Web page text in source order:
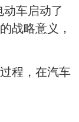
动车启动了
战略意义，
程，在汽车